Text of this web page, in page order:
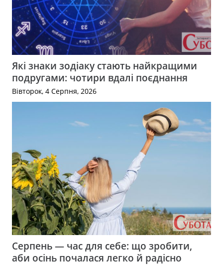
Які знаки зодіаку стають найкращими
подругами: чотири вдалі поєднання
Вівторок, 4 Серпня, 2026
Серпень — час для себе: що зробити,
аби осінь почалася легко й радісно